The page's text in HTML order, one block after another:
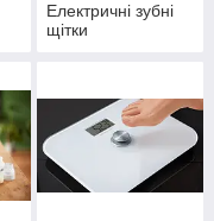
Електричні зубні
щітки